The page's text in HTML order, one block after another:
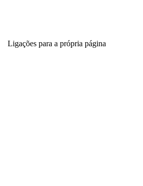
Ligações para a própria página